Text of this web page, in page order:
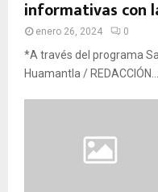
informativas con
enero 26, 2024 0
*A través del programa
Huamantla / REDACCIÓN...